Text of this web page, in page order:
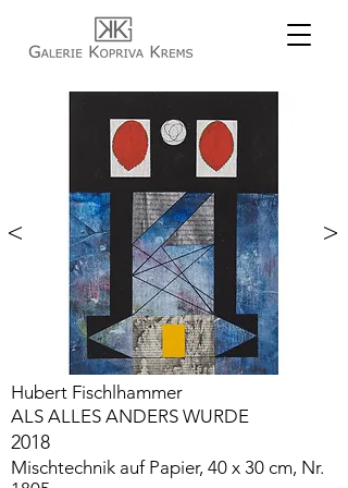
< >
Hubert Fischlhammer
ALS ALLES ANDERS WURDE
2018
Mischtechnik auf Papier, 40 x 30 cm, Nr.